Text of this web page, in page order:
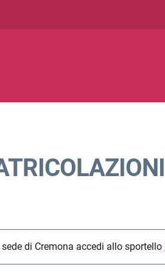
di Cremona accedi allo sportello